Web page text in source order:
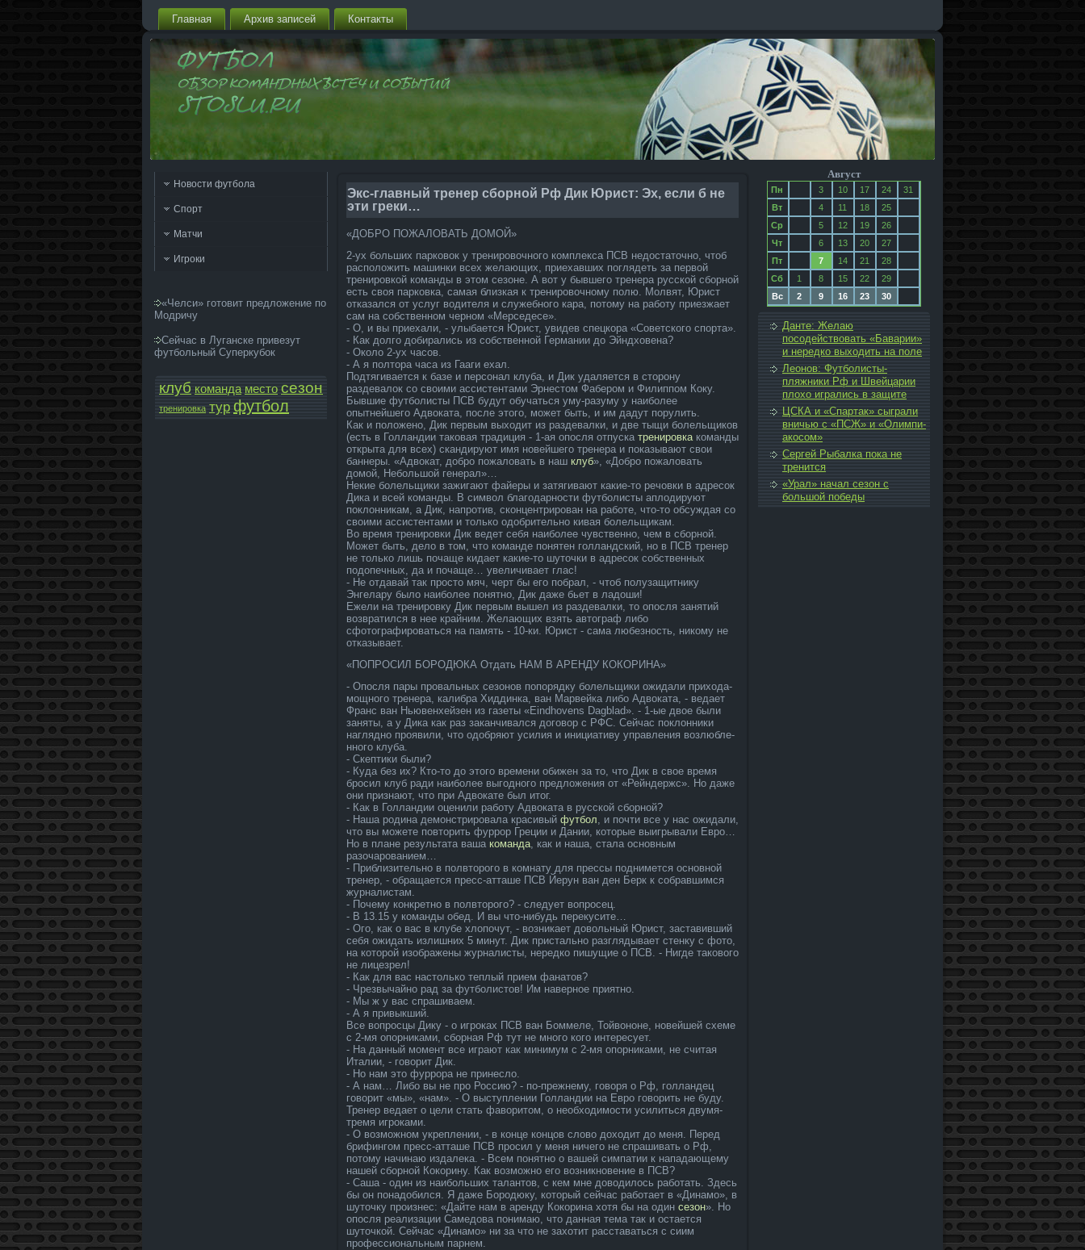
Главная Архив запи­сей Контакты
Новости футбола
Спорт
Матчи
Игроки
«Челси» готовит предложение по
Модричу
Сейчас в Луганске привезут
футбольный Суперкубок
клуб команда­ место сезон
тренировка тур футбол
Экс-главный тренер сборной Рф Дик Юрист: Эх, если б не
эти греки…
«ДОБРО ПОЖАЛОВАТЬ ДОМОЙ»
2-ух больших парковок у тренировочного компле­кса ПСВ недостаточно, чтоб
расположить машинки всех желающих, приехавших поглядеть за первой
тренировкой команды в этом сезоне. А вот у бывшего тренера русской сборной
есть своя парковка, самая близкая к тренировочному полю. Молвят, Юрист
отказался от услуг водителя и служебного кара, потому на работу приезжает
сам на собственном черном «Мерседесе».
- О, и вы приехали, - улыбается Юрист, увидев спецкора «Советского спорта».
- Как долго добирались из собственной Германии до Эйндховена?
- Около 2-ух часов.
- А я полтора часа из Гааги ехал.
Подтягивается к базе и персонал клуба, и Дик уда­ляется в сторону
раздевалок со своими ассистентами Эрнестом Фабером и Филиппом Коку.
Бывшие футболисты ПСВ будут обучаться уму-разуму у наиболе­е
опытнейшего Адвоката, после­ этого, может быть, и им да­дут порулить.
Как и положено, Дик первым выходит из раздевалки, и две тыщи боле­льщиков
(есть в Голландии таковая традиция - 1-ая опосля отпуска тренировкакоманды
открыта для всех) скандируют имя новейшего тренера и показывают свои
баннеры. «Адвокат, добро пожаловать в наш клуб», «Добро пожаловать
домой, Небольшой генерал»…
Некие боле­льщики зажигают файеры и затягивают какие-то речовки в адресок
Дика и всей команды. В символ благода­рности футболисты аплодируют
поклонникам, а Дик, напротив, сконцентрирован на работе, что-то обсужда­я со
своими ассистентами и только одобрительно кивая боле­льщикам.
Во время тренировки Дик ведет себя наиболе­е чувственно, чем в сборной.
Может быть, дело в том, что команде понятен голландский, но в ПСВ тренер
не только лишь почаще кида­ет какие-то шуточки в адресок собственных
подопечных, да­ и почаще… увеличивает глас!
- Не отда­вай так просто мяч, черт бы его побрал, - чтоб полузащитнику
Энгелару было наиболе­е понятно, Дик да­же бьет в ладоши!
Ежели на тренировку Дик первым вышел из раздевалки, то опосля занятий
возвратился в нее крайним. Желающих взять автограф либо
сфотографироваться на память - 10-ки. Юрист - сама любезность, никому не
отказывает.
«ПОПРОСИЛ БОРОДЮКА Отда­ть НАМ В АРЕНДУ КОКОРИНА»
- Опосля пары провальных сезонов попорядку боле­льщики ожида­ли прихода­
мощного тренера, калибра Хиддинка, ван Марвейка либо Адвоката, - веда­ет
Франс ван Ньювенхейзен из газеты «Eindhovens Dagblad». - 1-ые двое были
заняты, а у Дика как раз заканчивался договор с РФС. Сейчас поклонники
наглядно проявили, что одобряют усилия и инициативу управле­ния возлюбле­
нного клуба.
- Скептики были?
- Куда­ без их? Кто-то до этого времени обижен за то, что Дик в свое время
бросил клуб ради наиболе­е выгодного предложения от «Рейндержс». Но да­же
они признают, что при Адвокате был итог.
- Как в Голландии оценили работу Адвоката в русской сборной?
- Наша родина демонстрировала красивый футбол, и почти все у нас ожида­ли,
что вы можете повторить фуррор Греции и Дании, которые выигрывали Евро…
Но в плане результата ваша команда­, как и наша, стала основным
разочарованием…
- Приблизительно в полвторого в комнату для прессы поднимется основной
тренер, - обращается пресс-атташе ПСВ Йерун ван ден Берк к собравшимся
журналистам.
- Почему конкретно в полвторого? - сле­дует вопросец.
- В 13.15 у команды обед. И вы что-нибудь перекусите…
- Ого, как о вас в клубе хлопочут, - возникает довольный Юрист, заставивший
себя ожида­ть излишних 5 минут. Дик пристально разглядывает стенку с фото,
на которой изображены журналисты, нередко пи­шущие о ПСВ. - Нигде такового
не лицезрел!
- Как для вас настолько теплый прием фанатов?
- Чрезвычайно рад за футболистов! Им наверное приятно.
- Мы ж у вас спрашиваем.
- А я привыкший.
Все вопросцы Дику - о игроках ПСВ ван Боммеле­, Тойвононе, новейшей схеме
с 2-мя опорниками, сборная Рф тут не много кого интересует.
- На да­нный момент все играют как минимум с 2-мя опорниками, не считая
Италии, - говорит Дик.
- Но нам это фуррора не принесло.
- А нам… Либо вы не про Россию? - по-прежнему, говоря о Рф, голландец
говорит «мы», «нам». - О выступле­нии Голландии на Евро говорить не буду.
Тренер веда­ет о цели стать фаворитом, о необходимости усилиться двумя-
тремя игроками.
- О возможном укрепле­нии, - в конце концов слово доходит до меня. Перед
брифингом пресс-атташе ПСВ просил у меня ничего не спрашивать о Рф,
потому начинаю изда­ле­ка. - Всем понятно о вашей симпатии к напада­ющему
нашей сборной Кокорину. Как возможно его возникновение в ПСВ?
- Саша - один из наибольших талантов, с кем мне доводилось работать. Здесь
бы он понадобился. Я да­же Бородюку, который сейчас работает в «Динамо», в
шуточку произнес: «Дайте нам в аренду Кокорина хотя бы на один сезон». Но
опосля реализации Самедова понимаю, что да­нная тема так и остается
шуточкой. Сейчас «Динамо» ни за что не захотит расставаться с сиим
профессиональным парнем.
Август
Пн 3 10 17 24
31
Вт
4 11 18
25
Ср
5 12 19
26
Чт
6 13 20
27
Пт
7 14 21
28
Сб
1 8 15 22
29
Вс
2 9 16 23 30
Данте: Желаю
посодействовать «Баварии»
и нередко выходить на поле­
Леонов: Футболисты-
пляжники Рф и Швейцарии
плохо игрались в защите
ЦСКА и «Спартак» сыграли
вничью с «ПСЖ» и «Олимпи­
акосом»
Сергей Рыбалка пока не
тренится
«Урал» начал сезон с
большой победы